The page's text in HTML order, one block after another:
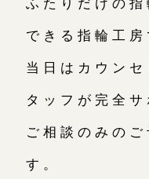
できる指輪工房
当日はカウン
タッフが完全
ご相談のみの
す。